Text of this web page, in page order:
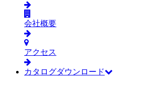
会社概要
アクセス
カタログダウンロード